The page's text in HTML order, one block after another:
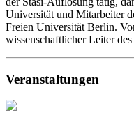
Universität und Mitarbeiter
Freien Universität Berlin.
wissenschaftlicher Leiter
Veranstaltungen